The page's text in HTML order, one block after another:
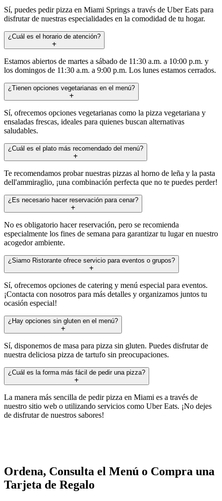
Sí, puedes pedir pizza en Miami Springs a través de Uber Eats para
disfrutar de nuestras especialidades en la comodidad de tu hogar.
¿Cuál es el horario de atención?
Estamos abiertos de martes a sábado de 11:30 a.m. a 10:00 p.m. y
los domingos de 11:30 a.m. a 9:00 p.m. Los lunes estamos cerrados.
¿Tienen opciones vegetarianas en el menú?
Sí, ofrecemos opciones vegetarianas como la pizza vegetariana y
ensaladas frescas, ideales para quienes buscan alternativas
saludables.
¿Cuál es el plato más recomendado del menú?
Te recomendamos probar nuestras pizzas al horno de leña y la pasta
dell'ammiraglio, ¡una combinación perfecta que no te puedes perder!
¿Es necesario hacer reservación para cenar?
No es obligatorio hacer reservación, pero se recomienda
especialmente los fines de semana para garantizar tu lugar en nuestro
acogedor ambiente.
¿Siamo Ristorante ofrece servicio para eventos o grupos?
Sí, ofrecemos opciones de catering y menú especial para eventos.
¡Contacta con nosotros para más detalles y organizamos juntos tu
ocasión especial!
¿Hay opciones sin gluten en el menú?
Sí, disponemos de masa para pizza sin gluten. Puedes disfrutar de
nuestra deliciosa pizza de tartufo sin preocupaciones.
¿Cuál es la forma más fácil de pedir una pizza?
La manera más sencilla de pedir pizza en Miami es a través de
nuestro sitio web o utilizando servicios como Uber Eats. ¡No dejes
de disfrutar de nuestros sabores!
Ordena, Consulta el Menú o Compra una
Tarjeta de Regalo